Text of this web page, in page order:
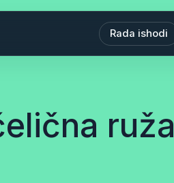
Rada ishodi
ruža